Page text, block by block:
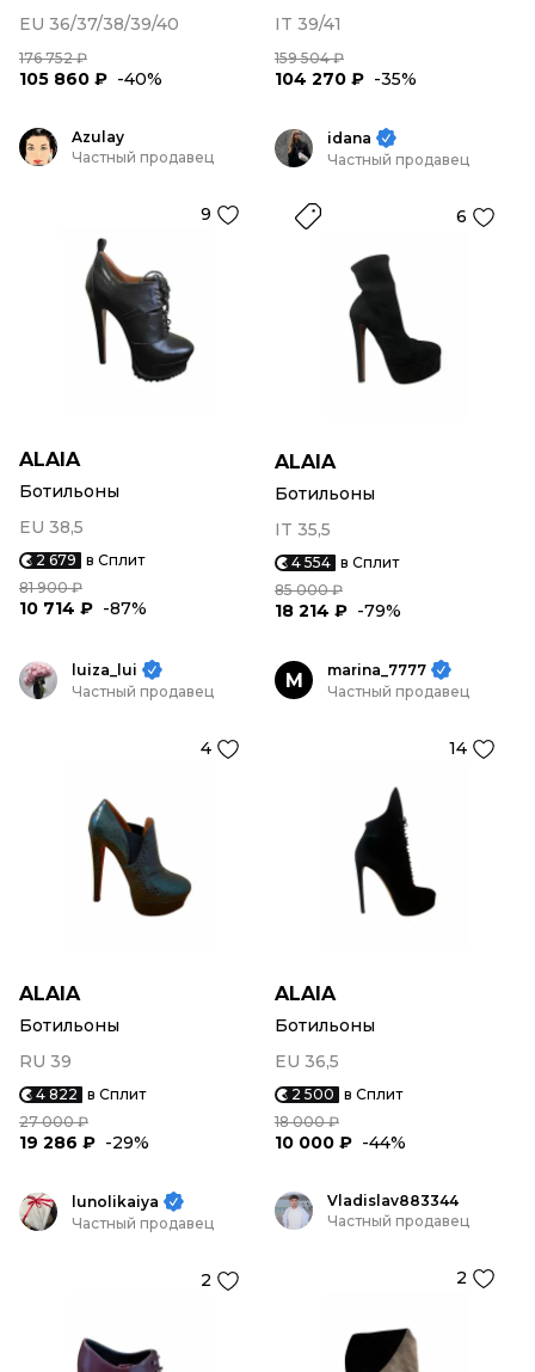
EU 36/37/38/39/40
176 752 ₽
105 860 ₽ -40%
IT 39/41
159 504 ₽
104 270 ₽ -35%
Azulay
Частный продавец
9
ALAIA
Ботильоны
EU 38,5
2 679 в Сплит
81 900 ₽
10 714 ₽ -87%
idana
Частный продавец
6
ALAIA
Ботильоны
IT 35,5
4 554 в Сплит
85 000 ₽
18 214 ₽ -79%
luiza_lui
Частный продавец
4
ALAIA
Ботильоны
RU 39
4 822 в Сплит
27 000 ₽
19 286 ₽ -29%
M
marina_7777
Частный продавец
14
ALAIA
Ботильоны
EU 36,5
2 500 в Сплит
18 000 ₽
10 000 ₽ -44%
lunolikaiya
Частный продавец
2
Vladislav883344
Частный продавец
2